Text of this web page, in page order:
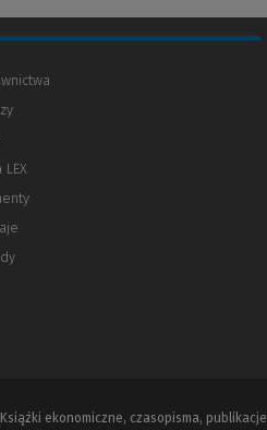
LEX
ekonomiczne, czasopisma, publikacje